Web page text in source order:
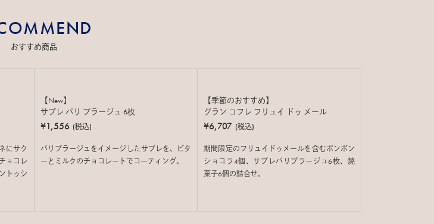
おすすめ商品
にサク
ョコレ
トゥシ
【New】
サブレ パリ プラージュ 6枚
¥1,556 (税込)
パリプラージュをイメージしたサブレを、ビタ
ーとミルクのチョコレートでコーティング。
【季節のおすすめ】
グラン コフレ フリュイ ドゥ メール
¥6,707 (税込)
期間限定のフリュイドゥメールを含むボンボン
ショコラ4個、サブレパリプラージュ6枚、焼
菓子6個の詰合せ。